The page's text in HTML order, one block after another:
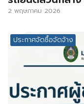
2 พฤษภาคม 2026
ประกาศจัดซื้อจัดจ้าง